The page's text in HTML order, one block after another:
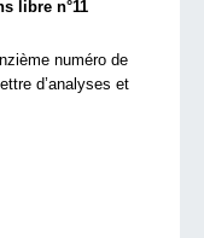
libre n°11
numéro de
d’analyses et